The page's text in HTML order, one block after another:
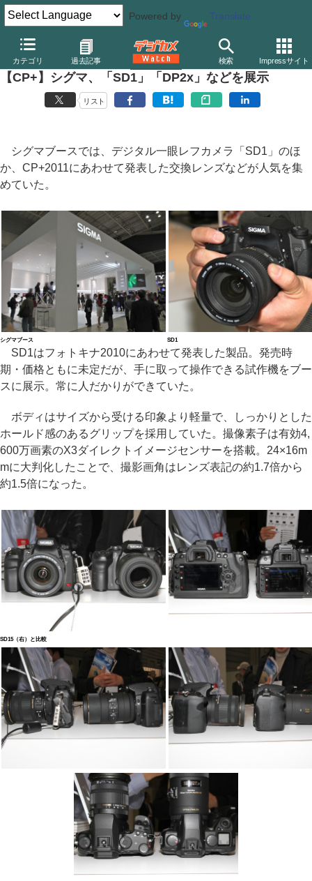
Powered by Translate
カテゴリ 過去記事 検索 Impressサイト
デジカメ Watch カメラ 一眼レフカメラ シグマ
【CP+】シグマ、「SD1」「DP2x」などを展示
リスト
シグマブースでは、デジタル一眼レフカメラ「SD1」のほ
か、CP+2011にあわせて発表した交換レンズなどが人気を集
めていた。
シグマブース SD1
SD1はフォトキナ2010にあわせて発表した製品。発売時
期・価格ともに未定だが、手に取って操作できる試作機をブー
スに展示。常に人だかりができていた。
ボディはサイズから受ける印象より軽量で、しっかりとした
ホールド感のあるグリップを採用していた。撮像素子は有効4,
600万画素のX3ダイレクトイメージセンサーを搭載。24×16m
mに大判化したことで、撮影画角はレンズ表記の約1.7倍から
約1.5倍になった。
SD15（右）と比較